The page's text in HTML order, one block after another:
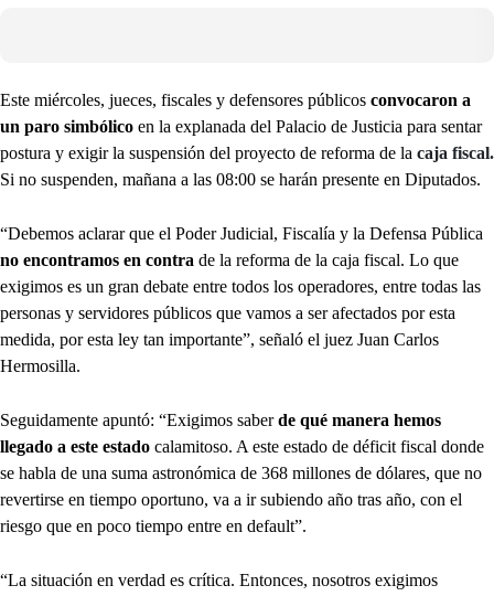
Este miércoles, jueces, fiscales y defensores públicos convocaron a
un paro simbólico en la explanada del Palacio de Justicia para sentar
postura y exigir la suspensión del proyecto de reforma de la caja fiscal.
Si no suspenden, mañana a las 08:00 se harán presente en Diputados.
“Debemos aclarar que el Poder Judicial, Fiscalía y la Defensa Pública
no encontramos en contra de la reforma de la caja fiscal. Lo que
exigimos es un gran debate entre todos los operadores, entre todas las
personas y servidores públicos que vamos a ser afectados por esta
medida, por esta ley tan importante”, señaló el juez Juan Carlos
Hermosilla.
Seguidamente apuntó: “Exigimos saberde qué manera hemos
llegado a este estado calamitoso. A este estado de déficit fiscal donde
se habla de una suma astronómica de 368 millones de dólares, que no
revertirse en tiempo oportuno, va a ir subiendo año tras año, con el
riesgo que en poco tiempo entre en default”.
“La situación en verdad es crítica. Entonces, nosotros exigimos